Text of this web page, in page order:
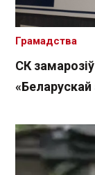
СК
Грамадства